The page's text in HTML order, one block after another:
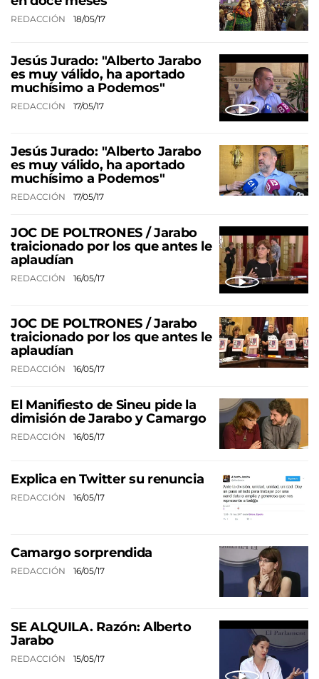
REDACCIÓN 18/05/17
Jesús Jurado: "Alberto Jarabo
es muy válido, ha aportado
muchísimo a Podemos"
REDACCIÓN 17/05/17
Jesús Jurado: "Alberto Jarabo
es muy válido, ha aportado
muchísimo a Podemos"
REDACCIÓN 17/05/17
JOC DE POLTRONES / Jarabo
traicionado por los que antes le
aplaudían
REDACCIÓN 16/05/17
JOC DE POLTRONES / Jarabo
traicionado por los que antes le
aplaudían
REDACCIÓN 16/05/17
El Manifiesto de Sineu pide la
dimisión de Jarabo y Camargo
REDACCIÓN 16/05/17
Explica en Twitter su renuncia
REDACCIÓN 16/05/17
Camargo sorprendida
REDACCIÓN 16/05/17
SE ALQUILA. Razón: Alberto
Jarabo
REDACCIÓN 15/05/17